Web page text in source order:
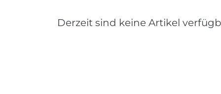
Derzeit sind keine Artikel